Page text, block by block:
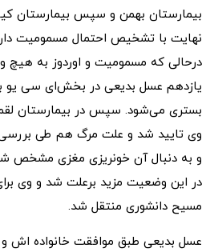
بیمارستان بهمن و سپس بیمارستان
نهایت با تشخیص احتمال مسمومیت
درحالی که مسمومیت و اوردوز به هیچ
یازدهم عسل بدیعی در بخش‌ای سی یو
وی تایید شد و علت مرگ هم طی
و به دنبال آن خونریزی مغزی
در این وضعیت مزید برعلت شد و وی
مسیح دانشوری منتقل شد.
عسل بدیعی طبق موافقت خانواده اش